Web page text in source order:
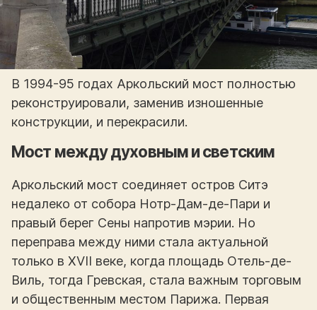
В 1994-95 годах Аркольский мост полностью
реконструировали, заменив изношенные
конструкции, и перекрасили.
Мост между духовным и светским
Аркольский мост соединяет остров Ситэ
недалеко от собора Нотр-Дам-де-Пари и
правый берег Сены напротив мэрии. Но
переправа между ними стала актуальной
только в XVII веке, когда площадь Отель-де-
Виль, тогда Гревская, стала важным торговым
и общественным местом Парижа. Первая